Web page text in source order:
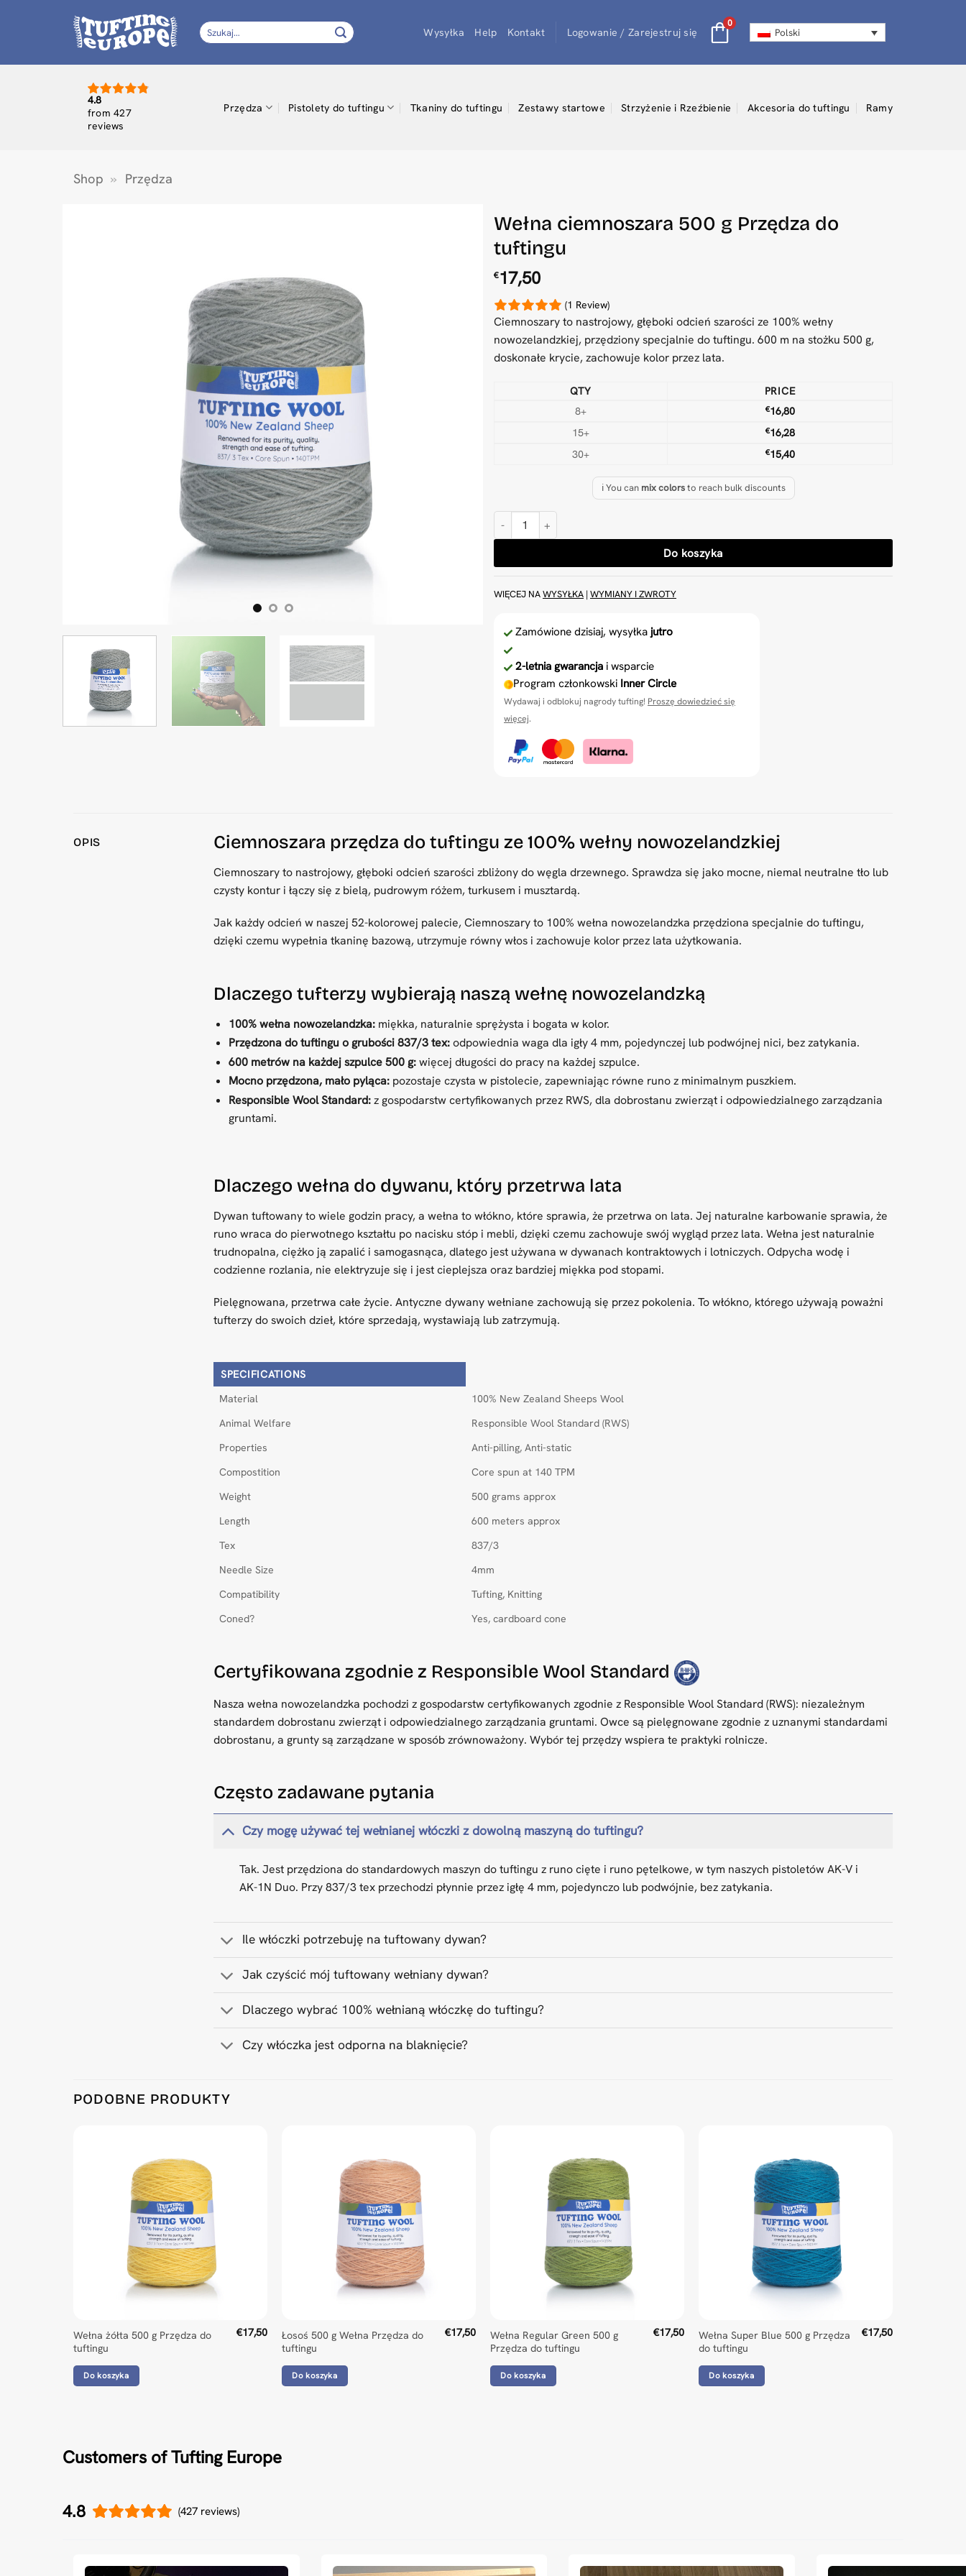
Szukaj: Wysyłka Help Kontakt Logowanie / Zarejestruj się
0
Polski
4.8
from 427
reviews
Przędza Pistolety do tuftingu Tkaniny do tuftingu Zestawy startowe Strzyżenie i Rzeźbienie Akcesoria do tuftingu Ramy
Shop » Przędza
Wełna ciemnoszara 500 g Przędza do
tuftingu
€17,50
(1 Review)
Ciemnoszary to nastrojowy, głęboki odcień szarości ze 100% wełny
nowozelandzkiej, przędziony specjalnie do tuftingu. 600 m na stożku 500 g,
doskonałe krycie, zachowuje kolor przez lata.
QTY
PRICE
8+
€16,80
15+
€16,28
30+
€15,40
ℹ️ You can mix colorsto reach bulk discounts
ilość Wełna ciemnoszara 500 g Przędza do tuftingu
Do koszyka
WIĘCEJ NAWYSYŁKA | WYMIANY I ZWROTY
Zamówione dzisiaj, wysyłka jutro
2-letnia gwarancja i wsparcie
Program członkowski Inner Circle
Wydawaj i odblokuj nagrody tufting! Proszę dowiedzieć się
więcej.
OPIS Ciemnoszara przędza do tuftingu ze 100% wełny nowozelandzkiej
Ciemnoszary to nastrojowy, głęboki odcień szarości zbliżony do węgla drzewnego. Sprawdza się jako mocne, niemal neutralne tło lub
czysty kontur i łączy się z bielą, pudrowym różem, turkusem i musztardą.
Jak każdy odcień w naszej 52-kolorowej palecie, Ciemnoszary to 100% wełna nowozelandzka przędziona specjalnie do tuftingu,
dzięki czemu wypełnia tkaninę bazową, utrzymuje równy włos i zachowuje kolor przez lata użytkowania.
Dlaczego tufterzy wybierają naszą wełnę nowozelandzką
100% wełna nowozelandzka:miękka, naturalnie sprężysta i bogata w kolor.
Przędzona do tuftingu o grubości 837/3 tex:odpowiednia waga dla igły 4 mm, pojedynczej lub podwójnej nici, bez zatykania.
600 metrów na każdej szpulce 500 g:więcej długości do pracy na każdej szpulce.
Mocno przędzona, mało pyląca:pozostaje czysta w pistolecie, zapewniając równe runo z minimalnym puszkiem.
Responsible Wool Standard:z gospodarstw certyfikowanych przez RWS, dla dobrostanu zwierząt i odpowiedzialnego zarządzania
gruntami.
Dlaczego wełna do dywanu, który przetrwa lata
Dywan tuftowany to wiele godzin pracy, a wełna to włókno, które sprawia, że przetrwa on lata. Jej naturalne karbowanie sprawia, że
runo wraca do pierwotnego kształtu po nacisku stóp i mebli, dzięki czemu zachowuje swój wygląd przez lata. Wełna jest naturalnie
trudnopalna, ciężko ją zapalić i samogasnąca, dlatego jest używana w dywanach kontraktowych i lotniczych. Odpycha wodę i
codzienne rozlania, nie elektryzuje się i jest cieplejsza oraz bardziej miękka pod stopami.
Pielęgnowana, przetrwa całe życie. Antyczne dywany wełniane zachowują się przez pokolenia. To włókno, którego używają poważni
tufterzy do swoich dzieł, które sprzedają, wystawiają lub zatrzymują.
SPECIFICATIONS
Material
100% New Zealand Sheeps Wool
Animal Welfare
Responsible Wool Standard (RWS)
Properties
Anti-pilling, Anti-static
Compostition
Core spun at 140 TPM
Weight
500 grams approx
Length
600 meters approx
Tex
837/3
Needle Size
4mm
Compatibility
Tufting, Knitting
Coned?
Yes, cardboard cone
Certyfikowana zgodnie z Responsible Wool Standard
Nasza wełna nowozelandzka pochodzi z gospodarstw certyfikowanych zgodnie z Responsible Wool Standard (RWS): niezależnym
standardem dobrostanu zwierząt i odpowiedzialnego zarządzania gruntami. Owce są pielęgnowane zgodnie z uznanymi standardami
dobrostanu, a grunty są zarządzane w sposób zrównoważony. Wybór tej przędzy wspiera te praktyki rolnicze.
Często zadawane pytania
Czy mogę używać tej wełnianej włóczki z dowolną maszyną do tuftingu?
Tak. Jest przędziona do standardowych maszyn do tuftingu z runo cięte i runo pętelkowe, w tym naszych pistoletów AK-V i
AK-1N Duo. Przy 837/3 tex przechodzi płynnie przez igłę 4 mm, pojedynczo lub podwójnie, bez zatykania.
Ile włóczki potrzebuję na tuftowany dywan?
Jak czyścić mój tuftowany wełniany dywan?
Dlaczego wybrać 100% wełnianą włóczkę do tuftingu?
Czy włóczka jest odporna na blaknięcie?
Product Reviews
Kleur conform kleurkaart.
Mon Jun 30 2025 14:10:19 GMT+0000 (Coordinated Universal Time)
PODOBNE PRODUKTY
Wełna żółta 500 g Przędza do
tuftingu
€17,50
Do koszyka
Łosoś 500 g Wełna Przędza do
tuftingu
€17,50
Do koszyka
Wełna Regular Green 500 g
Przędza do tuftingu
€17,50
Do koszyka
Wełna Super Blue 500 g Przędza
do tuftingu
€17,50
Do koszyka
Customers of Tufting Europe
4.8 (427 reviews)